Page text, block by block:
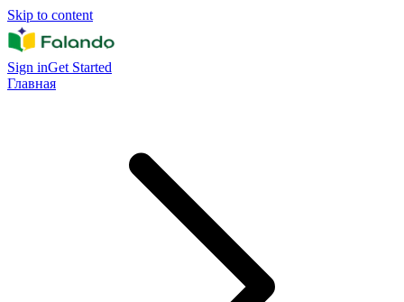
Skip to content
Sign inGet Started
Главная